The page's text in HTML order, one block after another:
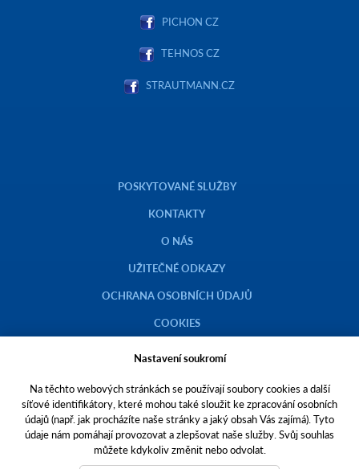
PICHON CZ
TEHNOS CZ
STRAUTMANN.CZ
POSKYTOVANÉ SLUŽBY
KONTAKTY
O NÁS
UŽITEČNÉ ODKAZY
OCHRANA OSOBNÍCH ÚDAJŮ
COOKIES
ETICKÝ KODEX AGROFERT
Nastavení soukromí
Na těchto webových stránkách se používají soubory cookies a další
síťové identifikátory, které mohou také sloužit ke zpracování osobních
údajů (např. jak procházíte naše stránky a jaký obsah Vás zajímá). Tyto
údaje nám pomáhají provozovat a zlepšovat naše služby. Svůj souhlas
můžete kdykoliv změnit nebo odvolat.